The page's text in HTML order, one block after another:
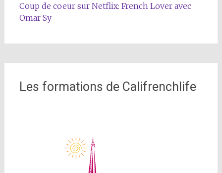
Coup de coeur sur Netflix: French Lover avec
Omar Sy
Les formations de Califrenchlife